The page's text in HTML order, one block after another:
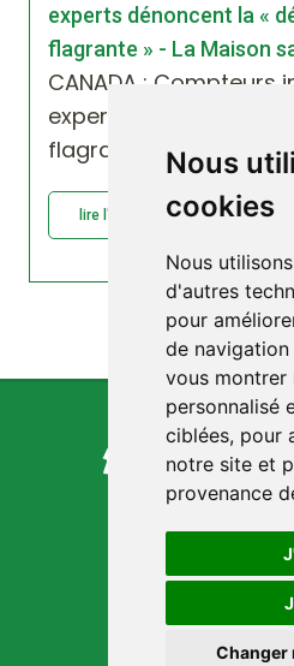
Nous
cookies
Nous
d'autres
pour
de
vous montrer
personnalisé
ciblées, pour
notre site et
provenance
Changer
experts dénoncent la «
flagrante » - La Maison
CANADA : Compteurs
experts dénoncent la
flagrante »
lire l'article : CANADA :